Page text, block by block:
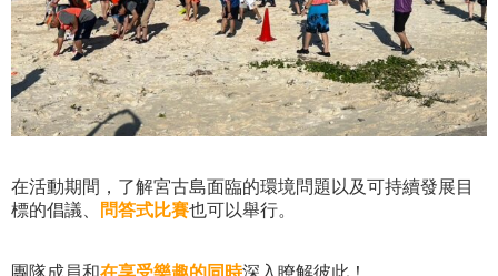
在活動期間，了解宮古島面臨的環境問題以及可持續發展目
標的倡議、 問答式比賽也可以舉行。
團隊成員和在享受樂趣的同時深入瞭解彼此！